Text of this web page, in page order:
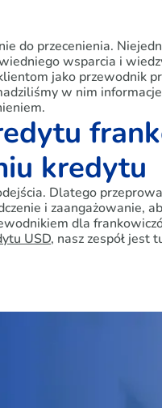
do przecenienia.
wsparcia i
jako przewodnik
w nim
kredytu
Dlatego
i zaangażowanie,
dla
USD, nasz zespół jest